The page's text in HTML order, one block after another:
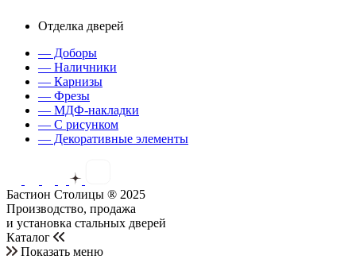
Отделка дверей
— Доборы
— Наличники
— Карнизы
— Фрезы
— МДФ-накладки
— С рисунком
— Декоративные элементы
Бастион Столицы ® 2025
Производство, продажа
и установка стальных дверей
Каталог
Показать меню